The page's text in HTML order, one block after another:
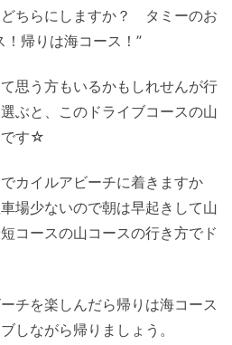
ちらにしますか？ タミーのお
帰りは海コース！”
思う方もいるかもしれせんが行
ぶと、このドライブコースの山
です☆
カイルアビーチに着きますか
場少ないので朝は早起きして山
コースの山コースの行き方でド
チを楽しんだら帰りは海コース
しながら帰りましょう。